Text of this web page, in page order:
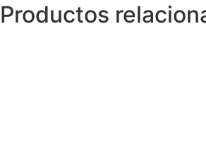
Productos